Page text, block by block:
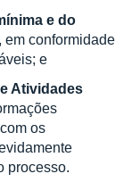
e do
, em conformidade
e
Atividades
os
processo.